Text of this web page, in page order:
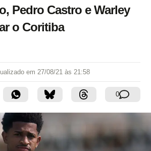
Pedro Castro e Warley
o Coritiba
em 27/08/21 às 21:58
0